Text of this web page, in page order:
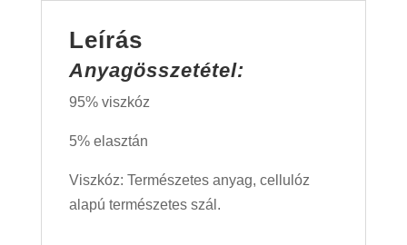
Leírás
Anyagösszetétel:
95% viszkóz
5% elasztán
Viszkóz: Természetes anyag, cellulóz
alapú természetes szál.